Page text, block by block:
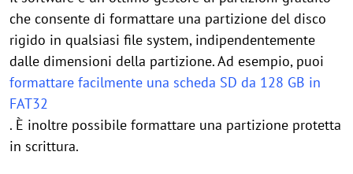
che consente di formattare una partizione del disco
rigido in qualsiasi file system, indipendentemente
dalle dimensioni della partizione. Ad esempio, puoi
formattare facilmente una scheda SD da 128 GB in
FAT32
. È inoltre possibile formattare una partizione protetta
in scrittura.